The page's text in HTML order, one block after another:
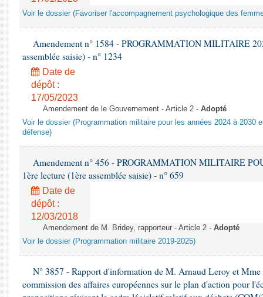
Voir le dossier (Favoriser l'accompagnement psychologique des
Amendement n° 1584 - PROGRAMMATION MILITAIRE
assemblée saisie) - n° 1234
Date de
dépôt :
17/05/2023
Amendement de le Gouvernement - Article 2 - Adopté
Voir le dossier (Programmation militaire pour les années 2024 à 2030
défense)
Amendement n° 456 - PROGRAMMATION MILITAIRE
1ère lecture (1ère assemblée saisie) - n° 659
Date de
dépôt :
12/03/2018
Amendement de M. Bridey, rapporteur - Article 2 - Adopté
Voir le dossier (Programmation militaire 2019-2025)
N° 3857 - Rapport d'information de M. Arnaud Leroy et Mme
commission des affaires européennes sur le plan d'action pour